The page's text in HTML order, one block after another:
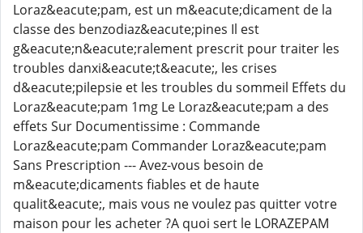
Loraz&eacute;pam, est un m&eacute;dicament de la
classe des benzodiaz&eacute;pines Il est
g&eacute;n&eacute;ralement prescrit pour traiter les
troubles danxi&eacute;t&eacute;, les crises
d&eacute;pilepsie et les troubles du sommeil Effets du
Loraz&eacute;pam 1mg Le Loraz&eacute;pam a des
effets Sur Documentissime : Commande
Loraz&eacute;pam Commander Loraz&eacute;pam
Sans Prescription --- Avez-vous besoin de
m&eacute;dicaments fiables et de haute
qualit&eacute;, mais vous ne voulez pas quitter votre
maison pour les acheter ?A quoi sert le LORAZEPAM